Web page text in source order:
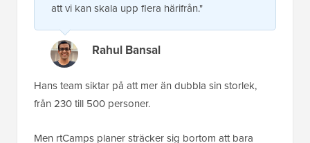
att vi kan skala upp flera härifrån."
Rahul Bansal
Hans team siktar på att mer än dubbla sin storlek,
från 230 till 500 personer.
Men rtCamps planer sträcker sig bortom att bara